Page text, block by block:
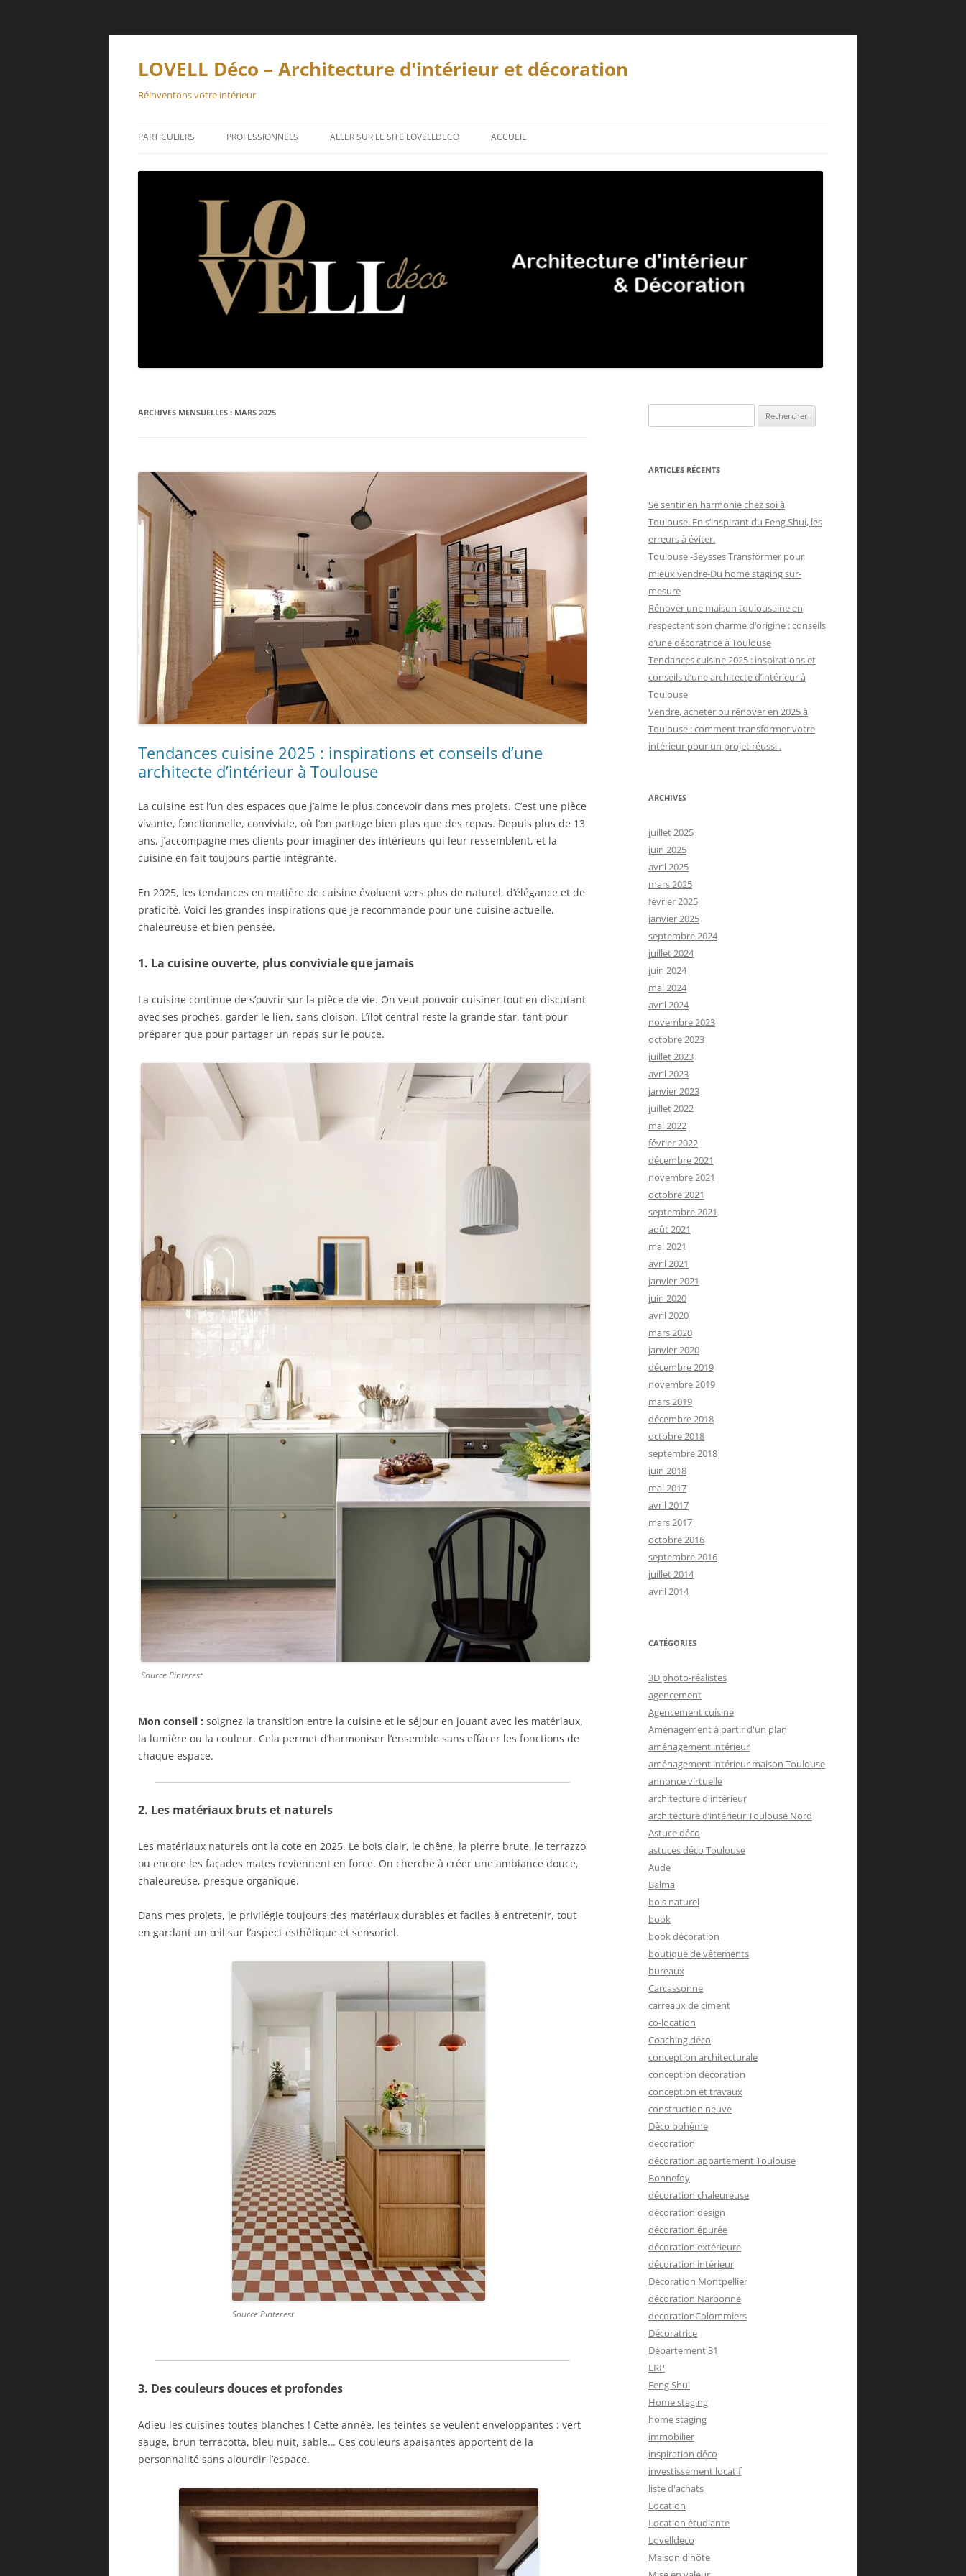
Aller
LOVELL Déco – Architecture d'intérieur et décoration
Réinventons votre intérieur
PARTICULIERS PROFESSIONNELS ALLER SUR LE SITE LOVELLDECO ACCUEIL
ARCHIVES MENSUELLES : MARS 2025
Tendances cuisine 2025 : inspirations et conseils d’une
architecte d’intérieur à Toulouse
La cuisine est l’un des espaces que j’aime le plus concevoir dans mes projets. C’est une pièce
vivante, fonctionnelle, conviviale, où l’on partage bien plus que des repas. Depuis plus de 13
ans, j’accompagne mes clients pour imaginer des intérieurs qui leur ressemblent, et la
cuisine en fait toujours partie intégrante.
En 2025, les tendances en matière de cuisine évoluent vers plus de naturel, d’élégance et de
praticité. Voici les grandes inspirations que je recommande pour une cuisine actuelle,
chaleureuse et bien pensée.
1. La cuisine ouverte, plus conviviale que jamais
La cuisine continue de s’ouvrir sur la pièce de vie. On veut pouvoir cuisiner tout en discutant
avec ses proches, garder le lien, sans cloison. L’îlot central reste la grande star, tant pour
préparer que pour partager un repas sur le pouce.
Source Pinterest
Mon conseil : soignez la transition entre la cuisine et le séjour en jouant avec les matériaux,
la lumière ou la couleur. Cela permet d’harmoniser l’ensemble sans effacer les fonctions de
chaque espace.
2. Les matériaux bruts et naturels
Les matériaux naturels ont la cote en 2025. Le bois clair, le chêne, la pierre brute, le terrazzo
ou encore les façades mates reviennent en force. On cherche à créer une ambiance douce,
chaleureuse, presque organique.
Dans mes projets, je privilégie toujours des matériaux durables et faciles à entretenir, tout
en gardant un œil sur l’aspect esthétique et sensoriel.
Source Pinterest
3. Des couleurs douces et profondes
Adieu les cuisines toutes blanches ! Cette année, les teintes se veulent enveloppantes : vert
sauge, brun terracotta, bleu nuit, sable… Ces couleurs apaisantes apportent de la
personnalité sans alourdir l’espace.
ARTICLES RÉCENTS
Se sentir en harmonie chez soi à
Toulouse. En s’inspirant du Feng Shui, les
erreurs à éviter.
Toulouse -Seysses Transformer pour
mieux vendre-Du home staging sur-
mesure
Rénover une maison toulousaine en
respectant son charme d’origine : conseils
d’une décoratrice à Toulouse
Tendances cuisine 2025 : inspirations et
conseils d’une architecte d’intérieur à
Toulouse
Vendre, acheter ou rénover en 2025 à
Toulouse : comment transformer votre
intérieur pour un projet réussi .
ARCHIVES
juillet 2025
juin 2025
avril 2025
mars 2025
février 2025
janvier 2025
septembre 2024
juillet 2024
juin 2024
mai 2024
avril 2024
novembre 2023
octobre 2023
juillet 2023
avril 2023
janvier 2023
juillet 2022
mai 2022
février 2022
décembre 2021
novembre 2021
octobre 2021
septembre 2021
août 2021
mai 2021
avril 2021
janvier 2021
juin 2020
avril 2020
mars 2020
janvier 2020
décembre 2019
novembre 2019
mars 2019
décembre 2018
octobre 2018
septembre 2018
juin 2018
mai 2017
avril 2017
mars 2017
octobre 2016
septembre 2016
juillet 2014
avril 2014
CATÉGORIES
3D photo-réalistes
agencement
Agencement cuisine
Aménagement à partir d'un plan
aménagement intérieur
aménagement intérieur maison Toulouse
annonce virtuelle
architecture d'intérieur
architecture d’intérieur Toulouse Nord
Astuce déco
astuces déco Toulouse
Aude
Balma
bois naturel
book
book décoration
boutique de vêtements
bureaux
Carcassonne
carreaux de ciment
co-location
Coaching déco
conception architecturale
conception décoration
conception et travaux
construction neuve
Dèco bohème
decoration
décoration appartement Toulouse
Bonnefoy
décoration chaleureuse
décoration design
décoration épurée
décoration extérieure
décoration intérieur
Décoration Montpellier
décoration Narbonne
decorationColommiers
Décoratrice
Département 31
ERP
Feng Shui
Home staging
home staging
immobilier
inspiration déco
investissement locatif
liste d'achats
Location
Location étudiante
Lovelldeco
Maison d'hôte